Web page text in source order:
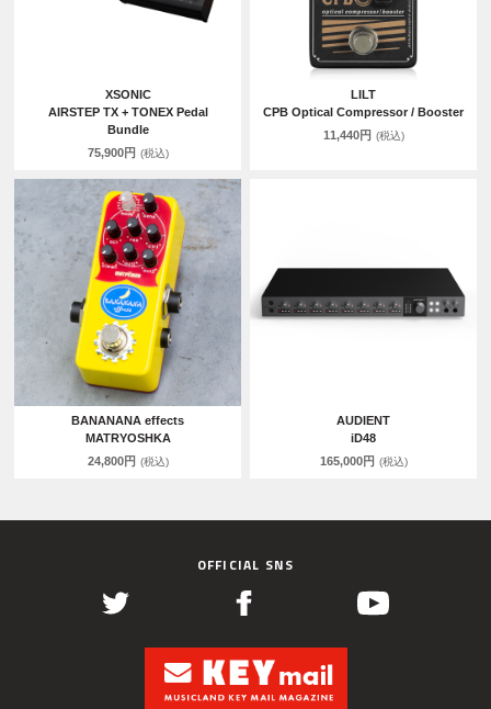
XSONIC
AIRSTEP TX + TONEX Pedal
Bundle
75,900円 (税込)
LILT
CPB Optical Compressor / Booster
11,440円 (税込)
BANANANA effects
MATRYOSHKA
24,800円 (税込)
AUDIENT
iD48
165,000円 (税込)
OFFICIAL SNS